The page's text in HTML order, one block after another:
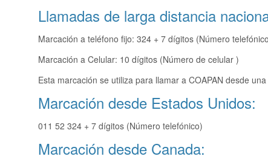
Llamadas de larga distancia
Marcación a teléfono fijo: 324 + 7 dígitos (Número
Marcación a Celular: 10 dígitos (Número de celular )
Esta marcación se utiliza para llamar a COAPAN desde
Marcación desde Estados Unidos:
011 52 324 + 7 dígitos (Número telefónico)
Marcación desde Canada: